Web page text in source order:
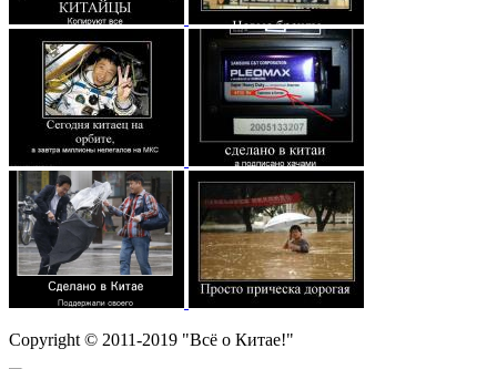
Copyright © 2011-2019 "Всё о Китае!"